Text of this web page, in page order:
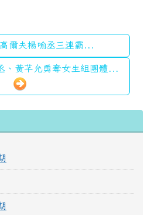
爾夫楊喻丞三連霸...
、黃芊允勇奪女生組團體...